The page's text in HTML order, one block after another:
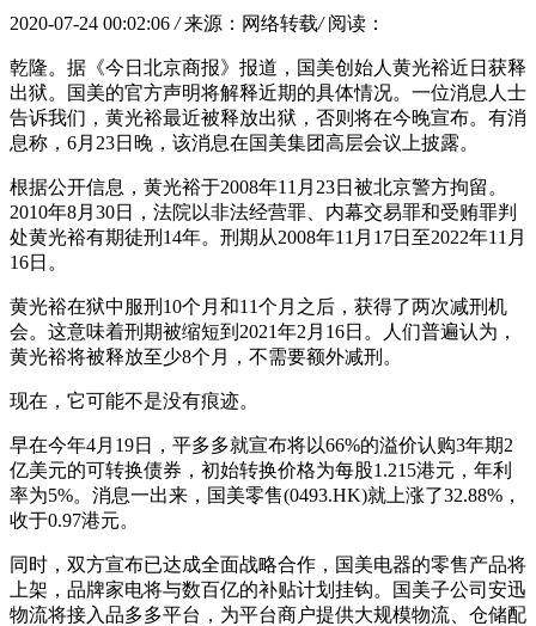
2020-07-24 00:02:06 / 来源：网络转载/ 阅读：
乾隆。据《今日北京商报》报道，国美创始人黄光裕近日获释
出狱。国美的官方声明将解释近期的具体情况。一位消息人士
告诉我们，黄光裕最近被释放出狱，否则将在今晚宣布。有消
息称，6月23日晚，该消息在国美集团高层会议上披露。
根据公开信息，黄光裕于2008年11月23日被北京警方拘留。
2010年8月30日，法院以非法经营罪、内幕交易罪和受贿罪判
处黄光裕有期徒刑14年。刑期从2008年11月17日至2022年11月
16日。
黄光裕在狱中服刑10个月和11个月之后，获得了两次减刑机
会。这意味着刑期被缩短到2021年2月16日。人们普遍认为，
黄光裕将被释放至少8个月，不需要额外减刑。
现在，它可能不是没有痕迹。
早在今年4月19日，平多多就宣布将以66%的溢价认购3年期2
亿美元的可转换债券，初始转换价格为每股1.215港元，年利
率为5%。消息一出来，国美零售(0493.HK)就上涨了32.88%，
收于0.97港元。
同时，双方宣布已达成全面战略合作，国美电器的零售产品将
上架，品牌家电将与数百亿的补贴计划挂钩。国美子公司安迅
物流将接入品多多平台，为平台商户提供大规模物流、仓储配